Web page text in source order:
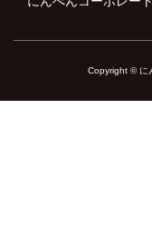
Copyright © に